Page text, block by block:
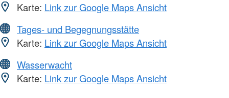
Karte: Link zur Google Maps Ansicht
Tages- und Begegnungsstätte
Karte: Link zur Google Maps Ansicht
Wasserwacht
Karte: Link zur Google Maps Ansicht